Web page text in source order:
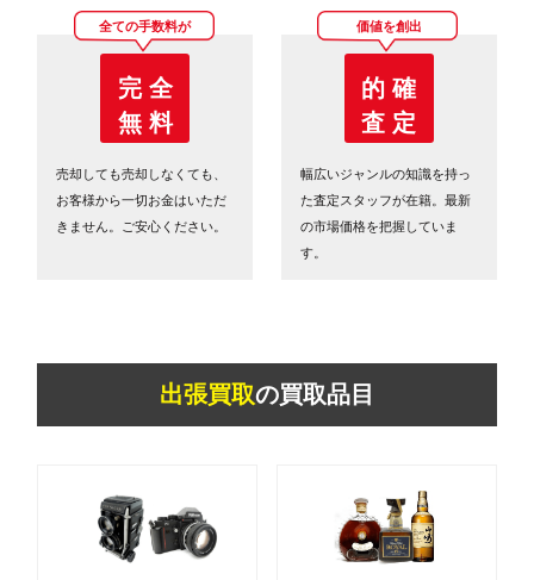
全ての手数料が
完 全
無 料
売却しても売却しなくても、
お客様から一切お金はいただ
きません。ご安心ください。
価値を創出
的 確
査 定
幅広いジャンルの知識を持っ
た査定スタッフが在籍。最新
の市場価格を把握していま
す。
出張買取の買取品目